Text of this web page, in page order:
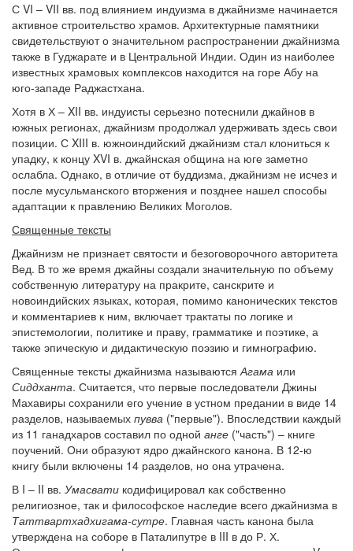
С VI – VII вв. под влиянием индуизма в джайнизме начинается
активное строительство храмов. Архитектурные памятники
свидетельствуют о значительном распространении джайнизма
также в Гуджарате и в Центральной Индии. Один из наиболее
известных храмовых комплексов находится на горе Абу на
юго-западе Раджастхана.
Хотя в Х – XII вв. индуисты серьезно потеснили джайнов в
южных регионах, джайнизм продолжал удерживать здесь свои
позиции. С XIII в. южноиндийский джайнизм стал клониться к
упадку, к концу XVI в. джайнская община на юге заметно
ослабла. Однако, в отличие от буддизма, джайнизм не исчез и
после мусульманского вторжения и позднее нашел способы
адаптации к правлению Великих Моголов.
Священные тексты
Джайнизм не признает святости и безоговорочного авторитета
Вед. В то же время джайны создали значительную по объему
собственную литературу на пракрите, санскрите и
новоиндийских языках, которая, помимо канонических текстов
и комментариев к ним, включает трактаты по логике и
эпистемологии, политике и праву, грамматике и поэтике, а
также эпическую и дидактическую поэзию и гимнографию.
Священные тексты джайнизма называютсяАгама или
Сиддханта. Считается, что первые последователи Джины
Махавиры сохранили его учение в устном предании в виде 14
разделов, называемых пувва ("первые"). Впоследствии каждый
из 11 ганадхаров составил по одной анге ("часть") – книге
поучений. Они образуют ядро джайнского канона. В 12-ю
книгу были включены 14 разделов, но она утрачена.
В I – II вв. Умасвати кодифицировал как собственно
религиозное, так и философское наследие всего джайнизма в
Таттвартхадхигама-сутре. Главная часть канона была
утверждена на соборе в Паталипутре в III в до Р. Х.